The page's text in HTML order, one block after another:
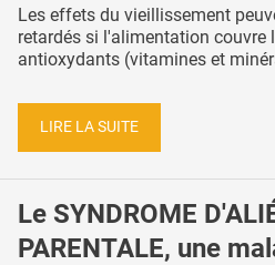
Les effets du vieillissement
retardés si l'alimentation couvre
antioxydants (vitamines et
LIRE LA SUITE
Le SYNDROME
PARENTALE, une